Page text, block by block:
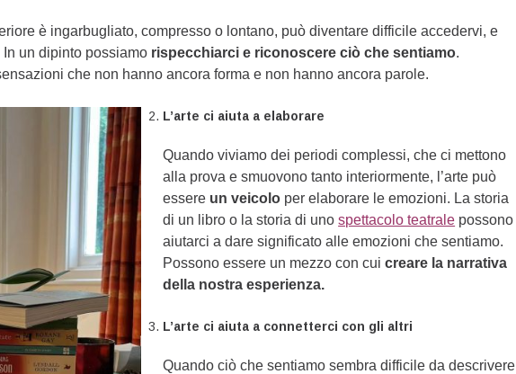
è ingarbugliato, compresso o lontano, può diventare difficile accedervi, e
In un dipinto possiamo rispecchiarci e riconoscere ciò che sentiamo.
che non hanno ancora forma e non hanno ancora parole.
L’arte ci aiuta a elaborare
Quando viviamo dei periodi complessi, che ci mettono
alla prova e smuovono tanto interiormente, l’arte può
essere un veicolo per elaborare le emozioni. La storia
di un libro o la storia di unospettacolo teatrale possono
aiutarci a dare significato alle emozioni che sentiamo.
Possono essere un mezzo con cuicreare la narrativa
della nostra esperienza.
L’arte ci aiuta a connetterci con gli altri
Quando ciò che sentiamo sembra difficile da descrivere